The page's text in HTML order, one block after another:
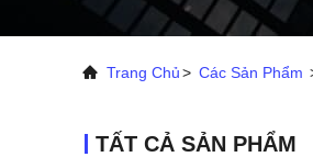
Trang Chủ> Các Sản Phẩm
TẤT CẢ SẢN PHẨM